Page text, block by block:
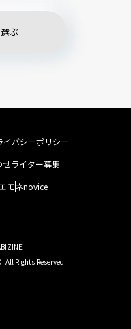
ぶ
イバシーポリシー
せライター募集
モネnovice
All Rights Reserved.